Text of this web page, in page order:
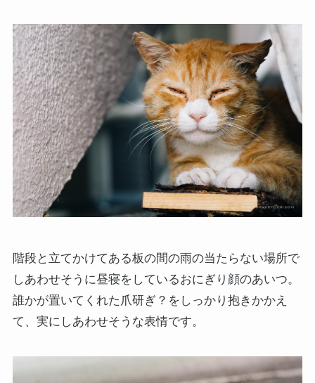
階段と立てかけてある板の間の雨の当たらない場所で
しあわせそうに昼寝をしているおにぎり顔のあいつ。
誰かが置いてくれた爪研ぎ？をしっかり抱きかかえ
て、実にしあわせそうな表情です。